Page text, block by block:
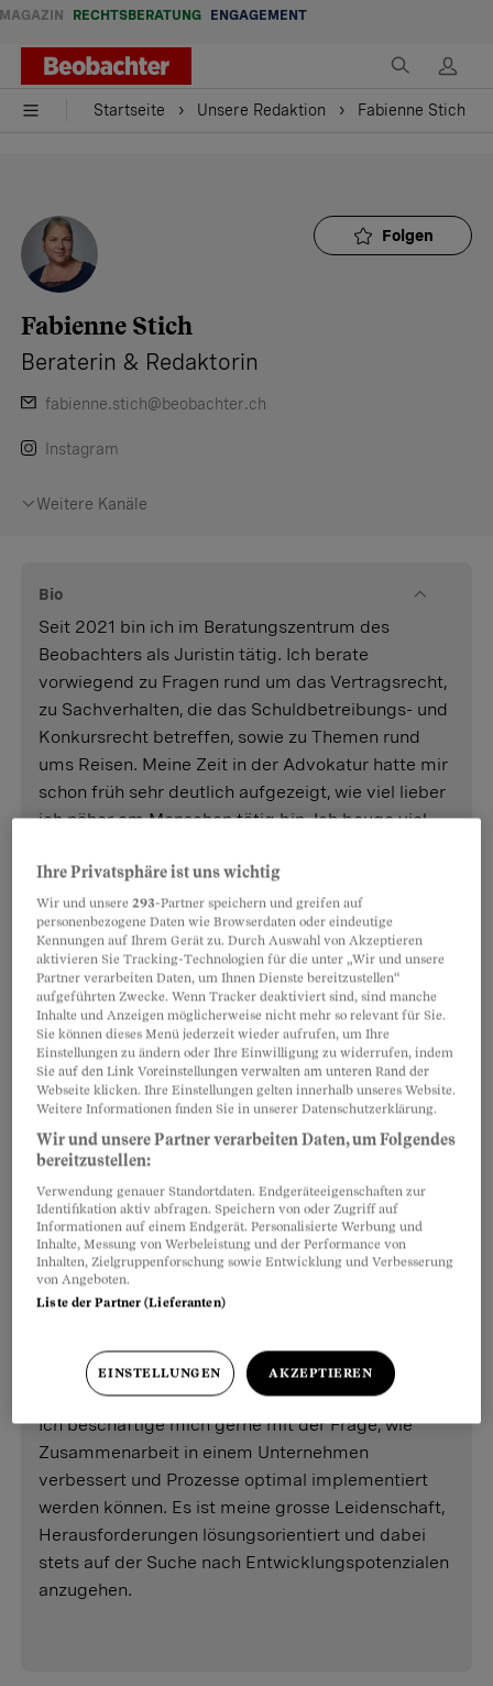
MAGAZIN RECHTSBERATUNG ENGAGEMENT
Startseite Unsere Redaktion Fabienne Stich
Folgen
Fabienne Stich
Beraterin & Redaktorin
fabienne.stich@beobachter.ch
Instagram
Weitere Kanäle
Bio
Seit 2021 bin ich im Beratungszentrum des
Beobachters als Juristin tätig. Ich berate
vorwiegend zu Fragen rund um das Vertragsrecht,
zu Sachverhalten, die das Schuldbetreibungs- und
Konkursrecht betreffen, sowie zu Themen rund
ums Reisen. Meine Zeit in der Advokatur hatte mir
schon früh sehr deutlich aufgezeigt, wie viel lieber
ich näher am Menschen tätig bin. Ich beuge viel
danach darüber zu streiten, wer recht bekommt.
Im Rahmen meiner Beratungstätigkeit ist es mein
Ziel, unseren Abonnentinnen und Abonnenten
Hand zu bieten, das Gesetz verständlich zu
übersetzen und anzuwenden, so dass sich der
Gang zu einem Richter erübrigt.
Neben meiner juristischen Tätigkeit bin ich
leidenschaftlich gern an der Seite meiner
Arbeitgeber und Kunden, wenn es darum geht, ein
Unternehmen auf die nächste Stufe zu bringen und
nebenberuflich mein eigenes Unternehmen
Stichpunkt.comaufgebaut. Hier begleite ich
Kunden als Juristin, Organisationsentwicklerin,
Mediatorin, Netzwerkerin und Sparringpartnerin.
Mindestens so wichtig wie die fachliche
der Zusammenarbeit mit meinen Kunden.
Ich beschäftige mich gerne mit der Frage, wie
Zusammenarbeit in einem Unternehmen
verbessert und Prozesse optimal implementiert
werden können. Es ist meine grosse Leidenschaft,
Herausforderungen lösungsorientiert und dabei
stets auf der Suche nach Entwicklungspotenzialen
anzugehen.
Ihre Privatsphäre ist uns wichtig
Wir und unsere293-Partner speichern und greifen auf
personenbezogene Daten wie Browserdaten oder eindeutige
Kennungen auf Ihrem Gerät zu. Durch Auswahl von Akzeptieren
aktivieren Sie Tracking-Technologien für die unter „Wir und unsere
Partner verarbeiten Daten, um Ihnen Dienste bereitzustellen“
aufgeführten Zwecke. Wenn Tracker deaktiviert sind, sind manche
Inhalte und Anzeigen möglicherweise nicht mehr so relevant für Sie.
Sie können dieses Menü jederzeit wieder aufrufen, um Ihre
Einstellungen zu ändern oder Ihre Einwilligung zu widerrufen, indem
Sie auf den Link Voreinstellungen verwalten am unteren Rand der
Webseite klicken. Ihre Einstellungen gelten innerhalb unseres Website.
Weitere Informationen finden Sie in unserer Datenschutzerklärung.
Wir und unsere Partner verarbeiten Daten, um Folgendes
bereitzustellen:
Verwendung genauer Standortdaten. Endgeräteeigenschaften zur
Identifikation aktiv abfragen. Speichern von oder Zugriff auf
Informationen auf einem Endgerät. Personalisierte Werbung und
Inhalte, Messung von Werbeleistung und der Performance von
Inhalten, Zielgruppenforschung sowie Entwicklung und Verbesserung
von Angeboten.
Liste der Partner (Lieferanten)
EINSTELLUNGEN AKZEPTIEREN